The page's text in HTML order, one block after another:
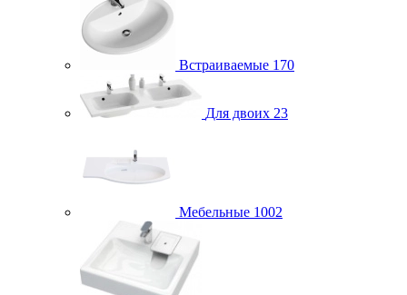
Встраиваемые 170
Для двоих 23
Мебельные 1002